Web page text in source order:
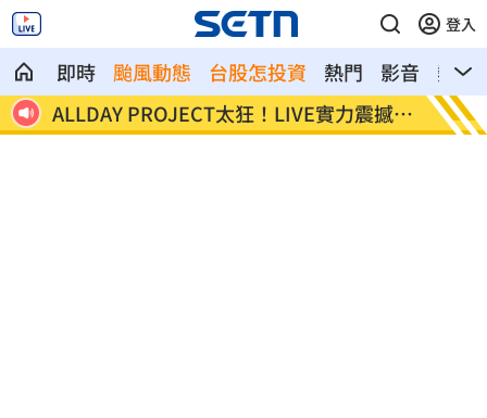
登入
即時 颱風動態 台股怎投資 熱門 影音
熱搜
全 顧立雄視導第三作戰區 慰勉參演官兵辛
勞
放雙